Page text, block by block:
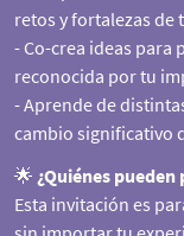
retos y fortalezas de
- Co-crea ideas
reconocida por tu
- Aprende de
cambio significativo
🌟 ¿Quiénes
Esta invitación es